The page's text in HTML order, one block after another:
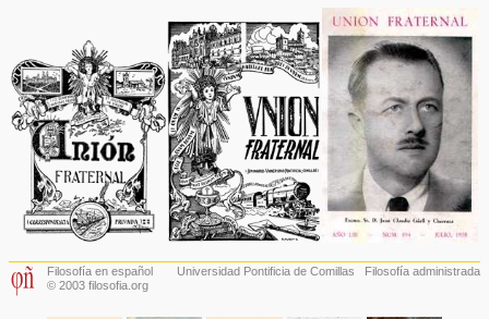
Filosofía en español
© 2003 filosofia.org
Universidad Pontificia de Comillas Filosofía administrada